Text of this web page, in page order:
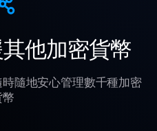
他加密貨幣
隨地安心管理數千種加密
幣